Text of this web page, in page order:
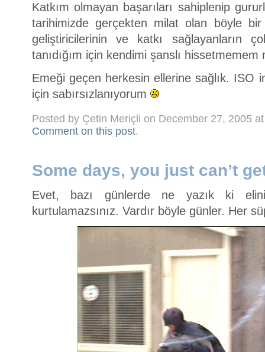
Katkım olmayan başarıları sahiplenip
tarihimizde gerçekten milat olan böyle
geliştiricilerinin ve katkı sağlayanların
tanıdığım için kendimi şanslı
Emeği geçen herkesin ellerine sağlık. ISO
için sabırsızlanıyorum
Posted by Çetin Meriçli on December 27, 2005
Comment on this post.
Some days, you just can’t
Evet, bazı günlerde ne yazık ki
kurtulamazsınız. Vardır böyle günler. Her